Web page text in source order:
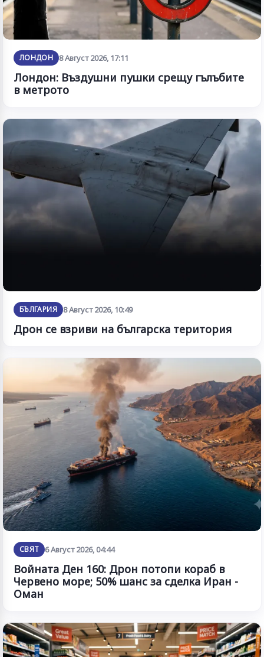
ЛОНДОН 8 Август 2026, 17:11
Лондон: Въздушни пушки срещу гълъбите
в метрото
БЪЛГАРИЯ 8 Август 2026, 10:49
Дрон се взриви на българска територия
СВЯТ 6 Август 2026, 04:44
Войната Ден 160: Дрон потопи кораб в
Червено море; 50% шанс за сделка Иран -
Оман